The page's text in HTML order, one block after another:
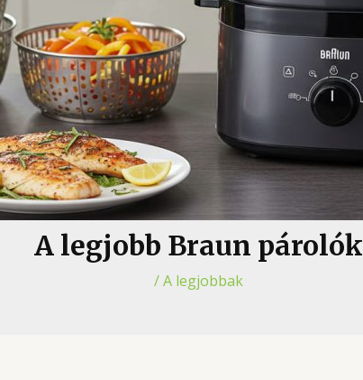
A legjobb Braun párolók
/A legjobbak